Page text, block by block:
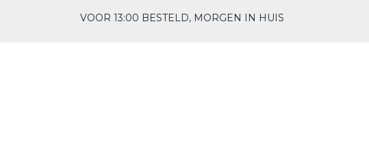
VOOR 13:00 BESTELD, MORGEN IN HUIS